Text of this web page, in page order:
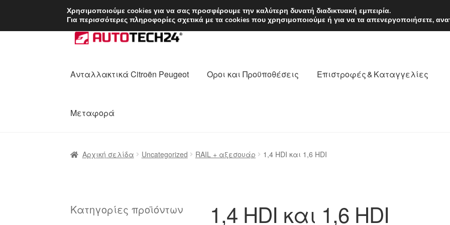
ΑΠΟΣΤΟΛΗ από 7 EUR Δευτέρα-Παρ.
Απευθείας
μετάβαση
πλοήγηση
Μετάβαση
σε
Ανταλλακτικά Citroën Peugeot Οροι και Προϋποθέσεις Επιστροφές & Καταγγελίες
Μεταφορά
Αρχική σελίδα Uncategorized RAIL + αξεσουάρ 1,4 HDI και 1,6 HDI
1,4 HDI και 1,6 HDI
Κατηγορίες προϊόντων
Χρησιμοποιούμε cookies για να σας προσφέρουμε την καλύτερη δυνατή διαδικτυακή εμπειρία.
Για περισσότερες πληροφορίες σχετικά με τα cookies που χρησιμοποιούμε ή για να τα απενεργοποιήσετε,